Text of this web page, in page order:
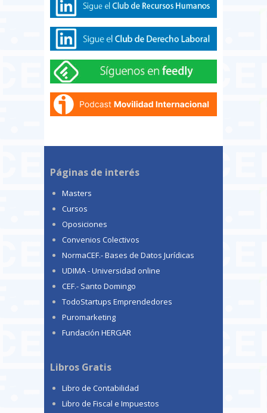
Páginas de interés
Masters
Cursos
Oposiciones
Convenios Colectivos
NormaCEF.- Bases de Datos Jurídicas
UDIMA - Universidad online
CEF.- Santo Domingo
TodoStartups Emprendedores
Puromarketing
Fundación HERGAR
Libros Gratis
Libro de Contabilidad
Libro de Fiscal e Impuestos